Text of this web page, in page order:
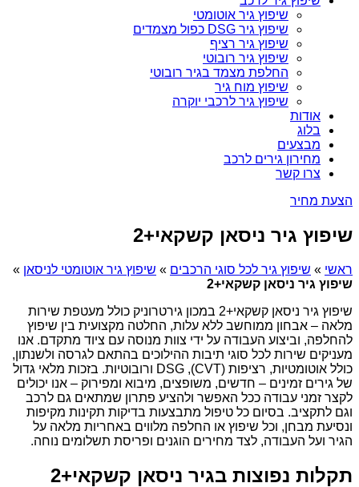
שיפוץ גיר אוטומטי
שיפוץ גיר DSG כפול מצמדים
שיפוץ גיר רציף
שיפוץ גיר רובוטי
החלפת מצמד בגיר רובוטי
שיפוץ מוח גיר
שיפוץ גיר לרכבי יוקרה
אודות
בלוג
מבצעים
מחירון גירים לרכב
צרו קשר
הצעת מחיר
שיפוץ גיר ניסאן קשקאי+2
ראשי » שיפוץ גיר לכל סוגי הרכבים » שיפוץ גיר אוטומטי לניסאן »
שיפוץ גיר ניסאן קשקאי+2
שיפוץ גיר ניסאן קשקאי+2 במכון גירטרוניק כולל מעטפת שירות
מלאה – אבחון ממוחשב ללא עלות, החלטה מקצועית בין שיפוץ
להחלפה, וביצוע העבודה על ידי צוות מנוסה עם ציוד מתקדם. אנו
מעניקים שירות לכל סוגי תיבות ההילוכים בהתאם לגרסה ולשנתון,
כולל אוטומטיות, רציפות (CVT), DSG ורובוטיות. בזכות מלאי גדול
של גירים זמינים – חדשים, משופצים, מיבוא ומפירוק – אנו יכולים
לקצר זמני עבודה ככל האפשר ולהציע פתרון שמתאים גם לרכב
וגם לתקציב. בסיום כל טיפול מתבצעות בדיקות תקינות מקיפות
ונסיעת מבחן, וכל שיפוץ או החלפה מלווים באחריות מלאה על
הגיר ועל העבודה, לצד מחירים הוגנים ופריסת תשלומים נוחה.
תקלות נפוצות בגיר ניסאן קשקאי+2